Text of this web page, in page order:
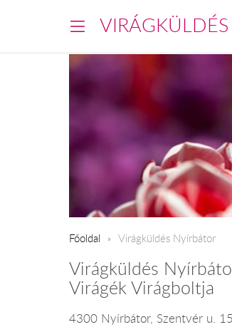
Főoldal Virágküldés Nyírbátor
Virágküldés
Virágék Virágboltja
4300 Nyírbátor, Szentvér u.